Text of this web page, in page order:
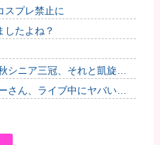
たらどうなるんや…」他
スプレ禁止に
したよね？
シニア三冠、それと凱旋門
と担当ウマ娘に発言した普通
さん、ライブ中にヤバい観